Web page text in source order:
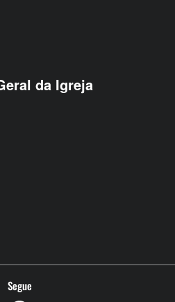
da Igreja
Segue